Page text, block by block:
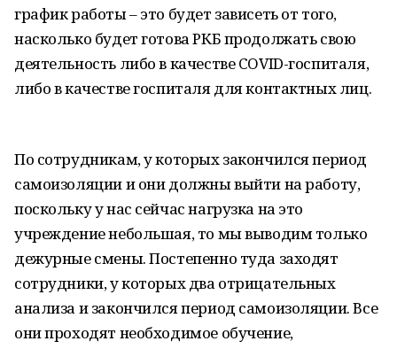
график работы – это будет зависеть от того,
насколько будет готова РКБ продолжать свою
деятельность либо в качестве COVID-госпиталя,
либо в качестве госпиталя для контактных лиц.
По сотрудникам, у которых закончился период
самоизоляции и они должны выйти на работу,
поскольку у нас сейчас нагрузка на это
учреждение небольшая, то мы выводим только
дежурные смены. Постепенно туда заходят
сотрудники, у которых два отрицательных
анализа и закончился период самоизоляции. Все
они проходят необходимое обучение,